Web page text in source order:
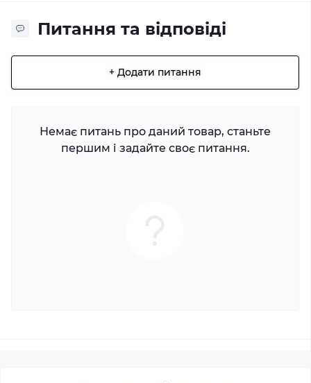
Питання та відповіді
+ Додати питання
Немає питань про даний товар, станьте
першим і задайте своє питання.